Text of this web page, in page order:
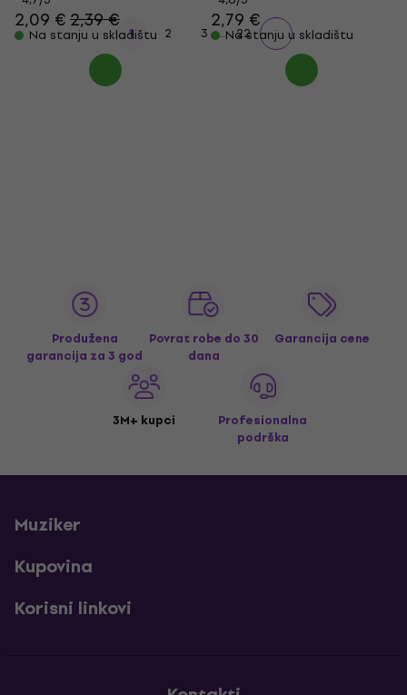
2,09 €2,39 €
Na stanju u skladištu
2,79 €
Na stanju u skladištu
1 2 3 ... 22
Produžena
garancija za 3 god
Povrat robe do 30
dana
Garancija cene
3M+ kupci
Profesionalna
podrška
Muziker
Kupovina
Korisni linkovi